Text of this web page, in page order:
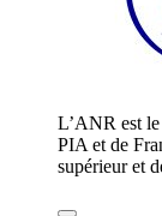
L’ANR est
PIA et de
supérieur et